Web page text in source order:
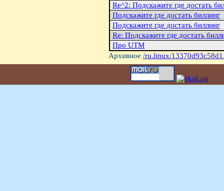
Re^2: Подскажите где достать
Подскажите где достать биллинг
Подскажите где достать биллинг
Re: Подскажите где достать
Про UTM
Архивное /ru.linux/